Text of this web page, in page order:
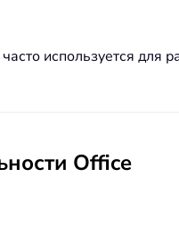
используется для
Office